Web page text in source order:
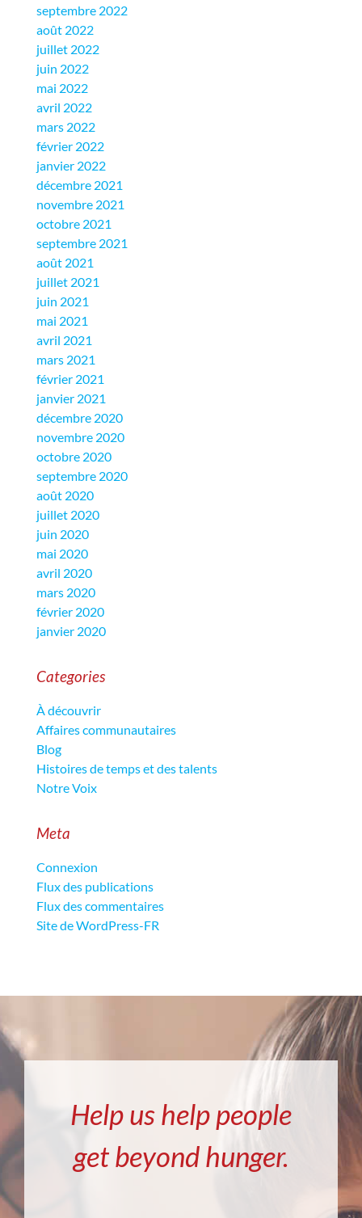
septembre 2022
août 2022
juillet 2022
juin 2022
mai 2022
avril 2022
mars 2022
février 2022
janvier 2022
décembre 2021
novembre 2021
octobre 2021
septembre 2021
août 2021
juillet 2021
juin 2021
mai 2021
avril 2021
mars 2021
février 2021
janvier 2021
décembre 2020
novembre 2020
octobre 2020
septembre 2020
août 2020
juillet 2020
juin 2020
mai 2020
avril 2020
mars 2020
février 2020
janvier 2020
Categories
À découvrir
Affaires communautaires
Blog
Histoires de temps et des talents
Notre Voix
Meta
Connexion
Flux des publications
Flux des commentaires
Site de WordPress-FR
Help us help people
get beyond hunger.